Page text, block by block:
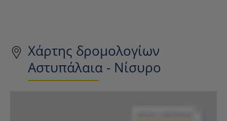
Χάρτης δρομολογίων
Αστυπάλαια - Νίσυρο